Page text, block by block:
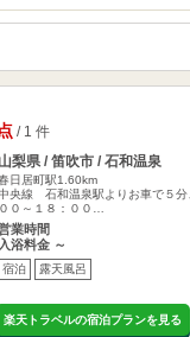
/ 1 件
山梨県 / 笛吹市 / 石和温泉
日居町駅1.60km
央線 石和温泉駅よりお車で５分
００～１８：００…
業時間
入浴料金 ～
宿泊 露天風呂
楽天トラベルの宿泊プランを見る